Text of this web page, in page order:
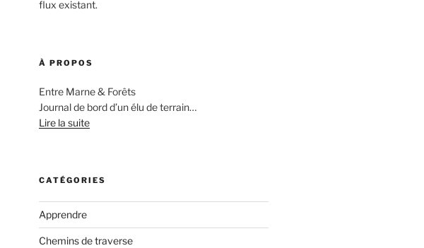
flux existant.
À PROPOS
Entre Marne & Forêts
Journal de bord d’un élu de terrain…
Lire la suite
CATÉGORIES
Apprendre
Chemins de traverse